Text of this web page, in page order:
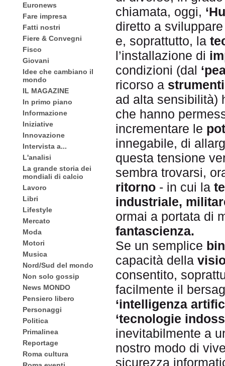
Euronews
Fare impresa
Fatti nostri
Fiere & Convegni
Fisco
Giovani
Idee che cambiano il
mondo
IL MAGAZINE
In primo piano
Informazione
Iniziative
Innovazione
Intervista a...
L'analisi
La grande storia dei
mondiali di calcio
Lavoro
Libri
Lifestyle
Mercato
Moda
Motori
Musica
Nord/Sud del mondo
Non solo gossip
News MONDO
Pensiero libero
Personaggi
Politica
Primalinea
Reportage
Roma cultura
chiamata, oggi,
diretto a
e, soprattutto, la
l’installazione di
condizioni (dal
ricorso a strumenti
ad alta sensibilità)
che hanno
incrementare le
innegabile, di
questa tensione
sembra trovarsi,
ritorno - in cui la
industriale,
ormai a portata di
fantascienza.
Se un semplice
capacità della
consentito,
facilmente il
‘intelligenza
‘tecnologie
inevitabilmente a
nostro modo di
sicurezza